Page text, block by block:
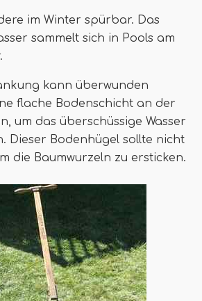
im Winter spürbar. Das
sammelt sich in Pools am
kann überwunden
flache Bodenschicht an der
um das überschüssige Wasser
Dieser Bodenhügel sollte nicht
die Baumwurzeln zu ersticken.